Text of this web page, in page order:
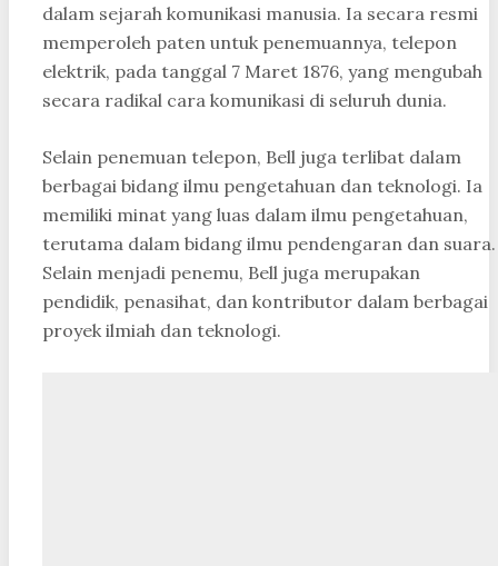
dalam sejarah komunikasi manusia. Ia secara resmi
memperoleh paten untuk penemuannya, telepon
elektrik, pada tanggal 7 Maret 1876, yang mengubah
secara radikal cara komunikasi di seluruh dunia.
Selain penemuan telepon, Bell juga terlibat dalam
berbagai bidang ilmu pengetahuan dan teknologi. Ia
memiliki minat yang luas dalam ilmu pengetahuan,
terutama dalam bidang ilmu pendengaran dan suara.
Selain menjadi penemu, Bell juga merupakan
pendidik, penasihat, dan kontributor dalam berbagai
proyek ilmiah dan teknologi.